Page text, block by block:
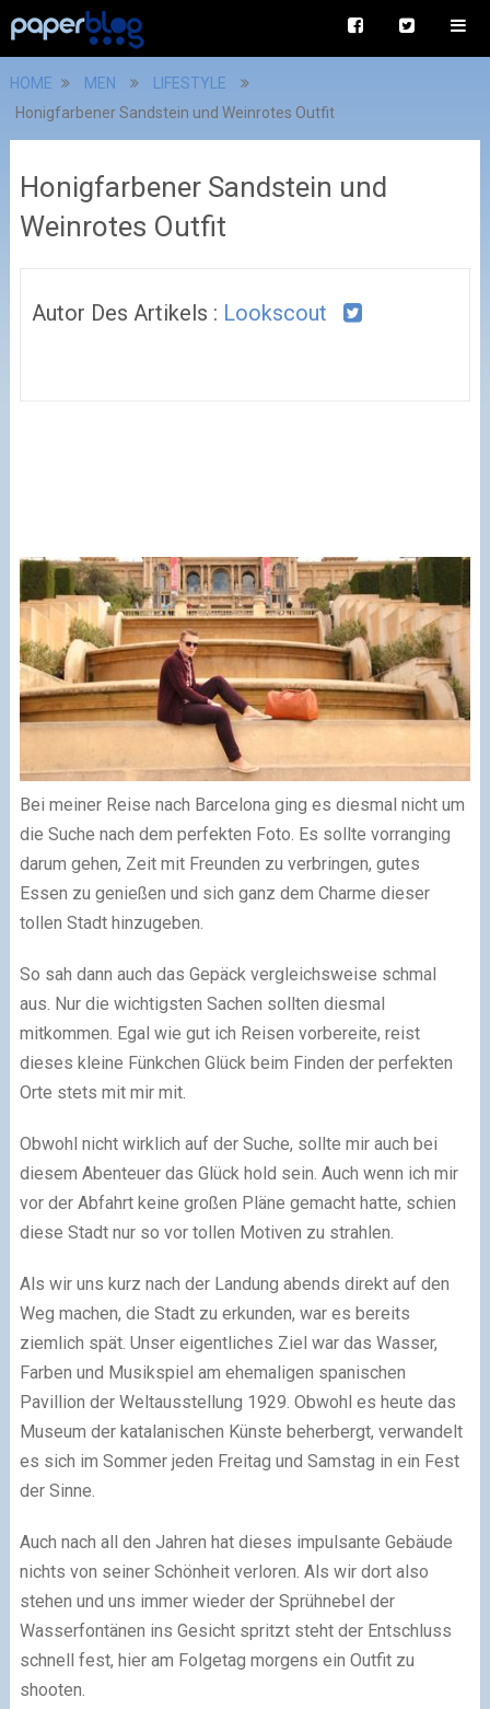
HOME MEN
LIFESTYLE
Honigfarbener Sandstein und Weinrotes Outfit
Honigfarbener Sandstein und
Weinrotes Outfit
Autor Des Artikels : Lookscout
Bei meiner Reise nach Barcelona ging es diesmal nicht um
die Suche nach dem perfekten Foto. Es sollte vorranging
darum gehen, Zeit mit Freunden zu verbringen, gutes
Essen zu genießen und sich ganz dem Charme dieser
tollen Stadt hinzugeben.
So sah dann auch das Gepäck vergleichsweise schmal
aus. Nur die wichtigsten Sachen sollten diesmal
mitkommen. Egal wie gut ich Reisen vorbereite, reist
dieses kleine Fünkchen Glück beim Finden der perfekten
Orte stets mit mir mit.
Obwohl nicht wirklich auf der Suche, sollte mir auch bei
diesem Abenteuer das Glück hold sein. Auch wenn ich mir
vor der Abfahrt keine großen Pläne gemacht hatte, schien
diese Stadt nur so vor tollen Motiven zu strahlen.
Als wir uns kurz nach der Landung abends direkt auf den
Weg machen, die Stadt zu erkunden, war es bereits
ziemlich spät. Unser eigentliches Ziel war das Wasser,
Farben und Musikspiel am ehemaligen spanischen
Pavillion der Weltausstellung 1929. Obwohl es heute das
Museum der katalanischen Künste beherbergt, verwandelt
es sich im Sommer jeden Freitag und Samstag in ein Fest
der Sinne.
Auch nach all den Jahren hat dieses impulsante Gebäude
nichts von seiner Schönheit verloren. Als wir dort also
stehen und uns immer wieder der Sprühnebel der
Wasserfontänen ins Gesicht spritzt steht der Entschluss
schnell fest, hier am Folgetag morgens ein Outfit zu
shooten.